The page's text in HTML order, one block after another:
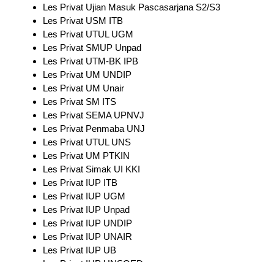
Les Privat Ujian Masuk Pascasarjana S2/S3
Les Privat USM ITB
Les Privat UTUL UGM
Les Privat SMUP Unpad
Les Privat UTM-BK IPB
Les Privat UM UNDIP
Les Privat UM Unair
Les Privat SM ITS
Les Privat SEMA UPNVJ
Les Privat Penmaba UNJ
Les Privat UTUL UNS
Les Privat UM PTKIN
Les Privat Simak UI KKI
Les Privat IUP ITB
Les Privat IUP UGM
Les Privat IUP Unpad
Les Privat IUP UNDIP
Les Privat IUP UNAIR
Les Privat IUP UB